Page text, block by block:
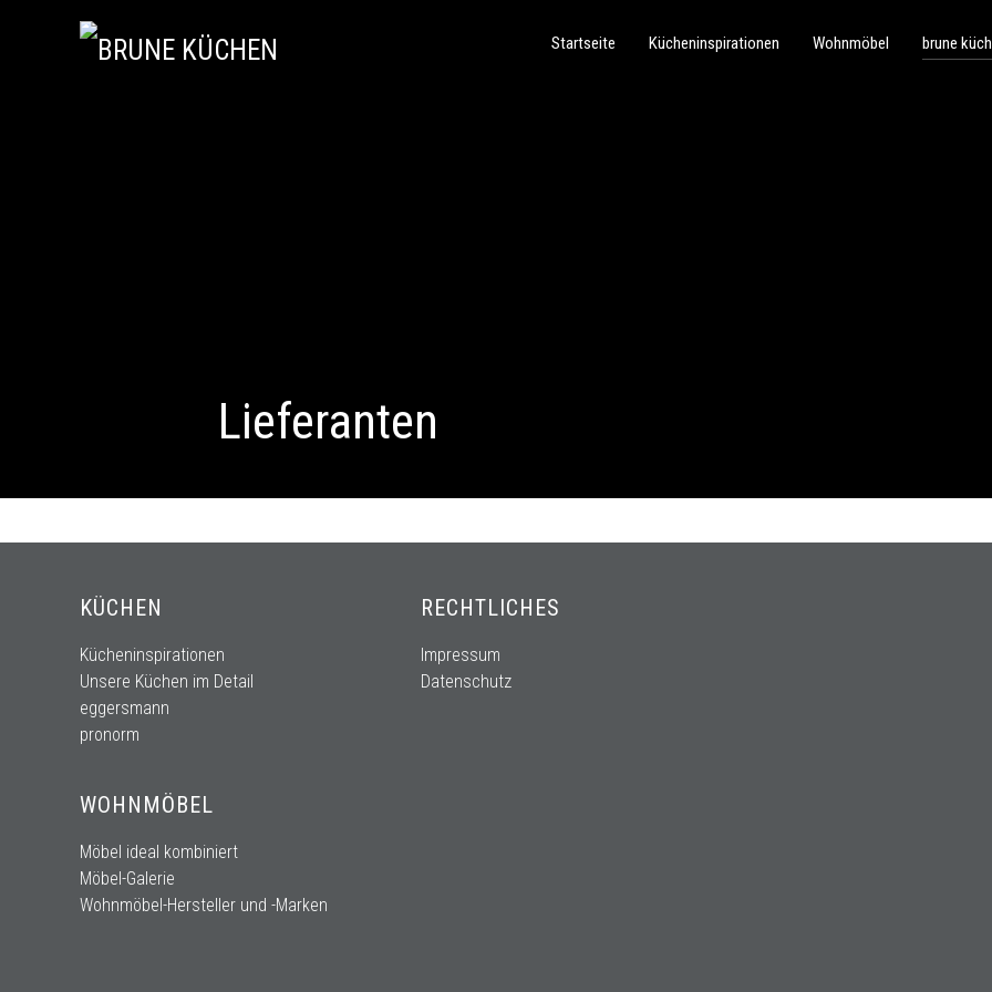
Startseite Kücheninspirationen Wohnmöbel brune
Lieferanten
KÜCHEN
Kücheninspirationen
Unsere Küchen im Detail
eggersmann
pronorm
WOHNMÖBEL
Möbel ideal kombiniert
Möbel-Galerie
Wohnmöbel-Hersteller und -Marken
RECHTLICHES
Impressum
Datenschutz